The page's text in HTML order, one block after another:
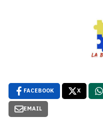
FACEBOOK X
EMAIL